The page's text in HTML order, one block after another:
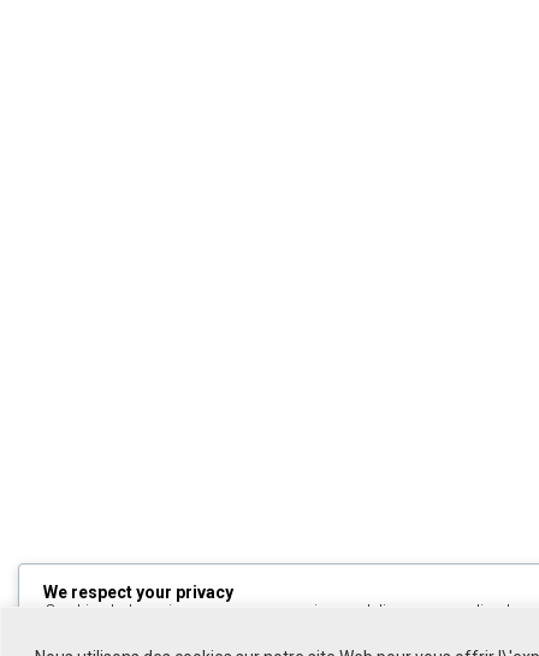
We respect your privacy
Cookies help us improve your experience, deliver personalized
Allto decline non-essential cookies.